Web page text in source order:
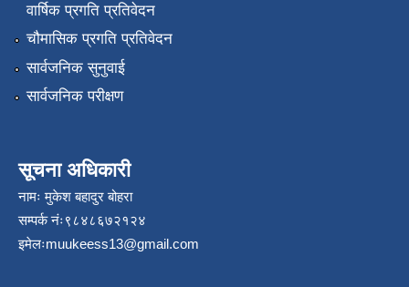
वार्षिक प्रगति प्रतिवेदन
चौमासिक प्रगति प्रतिवेदन
सार्वजनिक सुनुवाई
सार्वजनिक परीक्षण
सूचना अधिकारी
नामः मुकेश बहादुर बोहरा
सम्पर्क नंः९८४८६७२१२४
इमेलःmuukeess13@gmail.com